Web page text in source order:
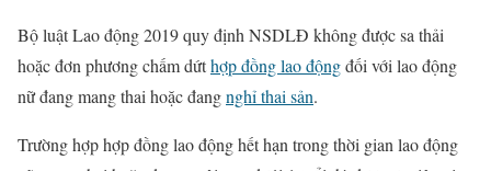
Bộ luật Lao động 2019 quy định NSDLĐ không được sa thải
hoặc đơn phương chấm dứthợp đồng lao độngđối với lao động
nữ đang mang thai hoặc đangnghỉ thai sản.
Trường hợp hợp đồng lao động hết hạn trong thời gian lao động